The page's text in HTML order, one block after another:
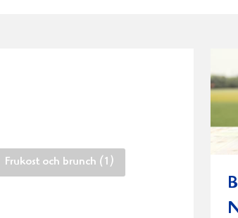
Frukost och brunch (1)